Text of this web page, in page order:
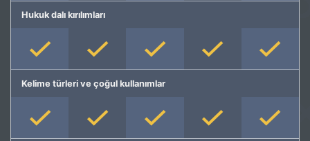
Hukuk dalı kırılımları
Kelime türleri ve çoğul kullanımlar